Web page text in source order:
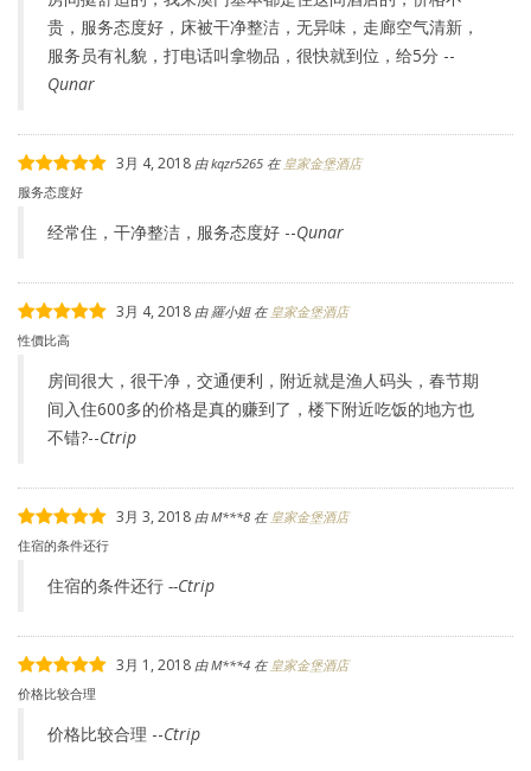
贵，服务态度好，床被干净整洁，无异味，走廊空气清新，
服务员有礼貌，打电话叫拿物品，很快就到位，给5分 --
Qunar
3月 4, 2018 由kqzr5265 在 皇家金堡酒店
服务态度好
经常住，干净整洁，服务态度好 --Qunar
3月 4, 2018 由羅小姐在 皇家金堡酒店
性價比高
房间很大，很干净，交通便利，附近就是渔人码头，春节期
间入住600多的价格是真的赚到了，楼下附近吃饭的地方也
不错?--Ctrip
3月 3, 2018 由M***8 在 皇家金堡酒店
住宿的条件还行
住宿的条件还行 --Ctrip
3月 1, 2018 由M***4 在 皇家金堡酒店
价格比较合理
价格比较合理 --Ctrip